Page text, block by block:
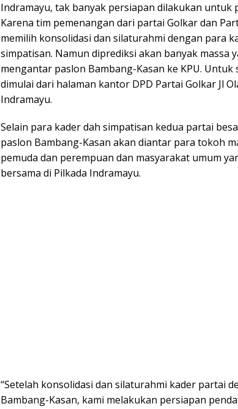
Indramayu, tak banyak persiapan dilakukan untuk
Karena tim pemenangan dari partai Golkar dan
memilih konsolidasi dan silaturahmi dengan para
simpatisan. Namun diprediksi akan banyak massa
mengantar paslon Bambang-Kasan ke KPU. Untuk
dimulai dari halaman kantor DPD Partai Golkar Jl
Indramayu.
Selain para kader dah simpatisan kedua partai
paslon Bambang-Kasan akan diantar para tokoh
pemuda dan perempuan dan masyarakat umum
bersama di Pilkada Indramayu.
“Setelah konsolidasi dan silaturahmi kader partai
Bambang-Kasan, kami melakukan persiapan